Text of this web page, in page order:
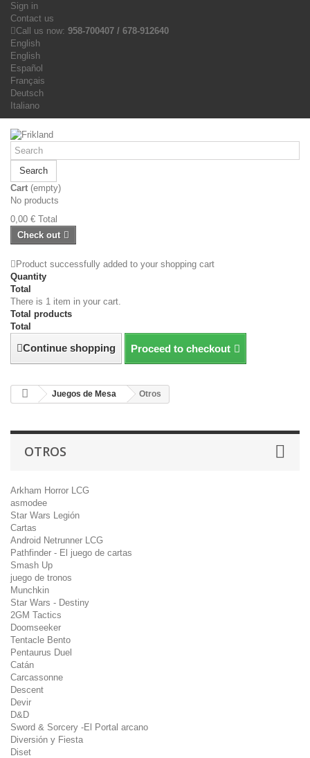
Sign in
Contact us
Call us now: 958-700407 / 678-912640
English
English
Español
Français
Deutsch
Italiano
Search
Cart (empty)
No products
0,00 € Total
Check out
Product successfully added to your shopping cart
Quantity
Total
There is 1 item in your cart.
Total products
Total
Continue shopping Proceed to checkout
Juegos de Mesa Otros
OTROS
Arkham Horror LCG
asmodee
Star Wars Legión
Cartas
Android Netrunner LCG
Pathfinder - El juego de cartas
Smash Up
juego de tronos
Munchkin
Star Wars - Destiny
2GM Tactics
Doomseeker
Tentacle Bento
Pentaurus Duel
Catán
Carcassonne
Descent
Devir
D&D
Sword & Sorcery -El Portal arcano
Diversión y Fiesta
Diset